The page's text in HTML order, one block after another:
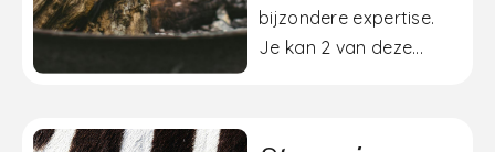
bijzondere expertise.
Je kan 2 van deze...